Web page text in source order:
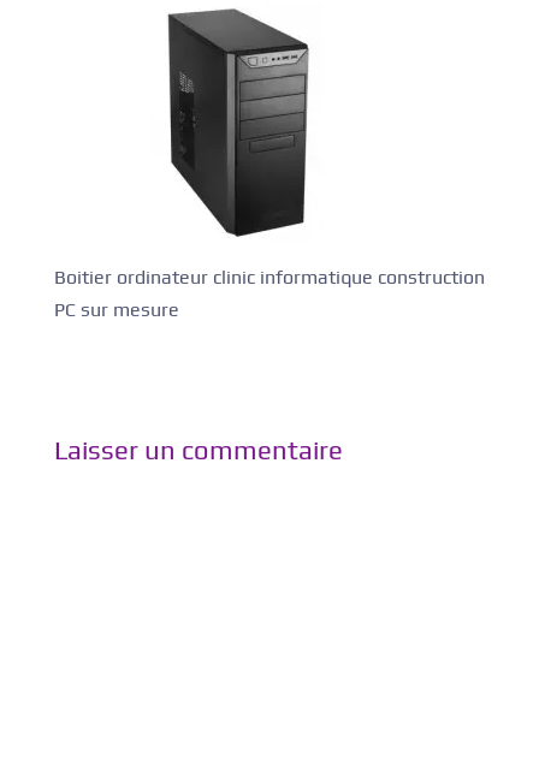
Boitier ordinateur clinic informatique construction
PC sur mesure
Laisser un commentaire